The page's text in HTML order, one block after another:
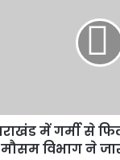
में गर्मी से
मौसम विभाग ने